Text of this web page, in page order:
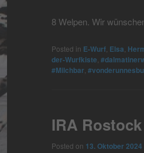
8 Welpen. Wir
Posted in E-Wurf Elsa
der-Wurfkiste
#Milchbar
IRA Rostock
Posted on 13. Oktober 2024